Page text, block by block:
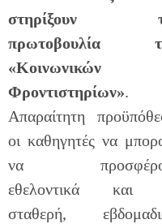
στηρίξουν
πρωτοβουλία
«Κοινωνικών
Φροντιστηρίων».
Απαραίτητη
οι καθηγητές να
να
εθελοντικά και
σταθερή,